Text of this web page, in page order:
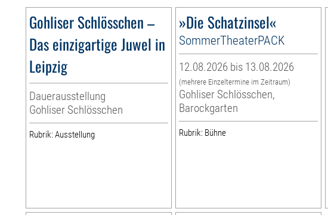
Gohliser Schlösschen –
Das einzigartige Juwel in
Leipzig
Dauerausstellung
Gohliser Schlösschen
Rubrik: Ausstellung
»Die Schatzinsel«
SommerTheaterPACK
12.08.2026 bis 13.08.2026
(mehrere Einzeltermine im Zeitraum)
Gohliser Schlösschen,
Barockgarten
Rubrik: Bühne